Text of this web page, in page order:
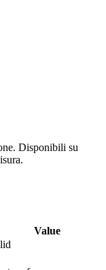
Disponibili su
Value